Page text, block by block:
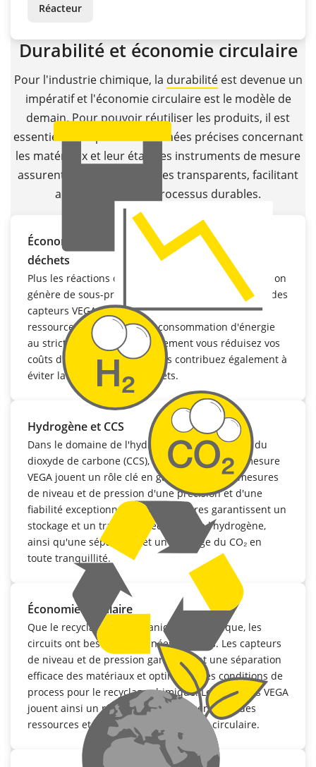
Réacteur
Durabilité et économie circulaire
Pour l'industrie chimique, la durabilitéest devenue un
impératif et l'économie circulaire est le modèle de
demain. Pour pouvoir réutiliser les produits, il est
essentiel de disposer de données précises concernant
les matériaux et leur état. Les instruments de mesure
assurent des flux de données transparents, facilitant
ainsi la gestion de processus durables.
Économiser les ressources et réduire les
déchets
Plus les réactions chimiques sont maîtrisées, moins on
génère de sous-produits indésirables. La précision des
capteurs VEGA permet d'optimiser l'utilisation des
ressources et de réduire la consommation d'énergie
au strict minimum. Non seulement vous réduisez vos
coûts d'exploitation, mais vous contribuez également à
éviter la production de déchets.
Hydrogène et CCS
Dans le domaine de l'hydrogène et du stockage du
dioxyde de carbone (CCS), les instruments de mesure
VEGA jouent un rôle clé en garantissant des mesures
de niveau et de pression d'une précision et d'une
fiabilité exceptionnelles. Ces mesures garantissent un
stockage et un transport sécurisés de l'hydrogène,
ainsi qu'une séparation et un stockage du CO₂ en
toute tranquillité.
Économie circulaire
Que le recyclage soit mécanique ou chimique, les
circuits ont besoin de données précises. Les capteurs
de niveau et de pression garantissent une séparation
efficace des matériaux et optimisent les conditions de
process pour le recyclage chimique. Les capteurs VEGA
jouent ainsi un rôle clé dans la préservation des
ressources et l'efficacité de l'économie circulaire.